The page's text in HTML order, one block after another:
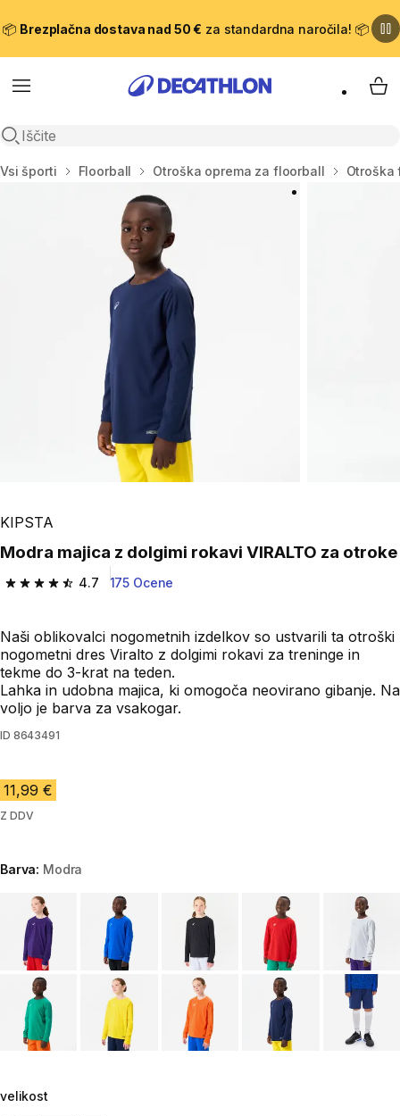
📦 Brezplačna dostava nad 50 € za standardna naročila! 📦
Meni
Odpri iskanje
Domov
Vsi športi Floorball Otroška oprema za floorball
KIPSTA
Modra majica z dolgimi rokavi VIRALTO za otroke
4.7
4.7 od 5 zvezdic from 175 ocene
175 Ocene
Naši oblikovalci nogometnih izdelkov so ustvarili ta otroški
nogometni dres Viralto z dolgimi rokavi za treninge in
tekme do 3-krat na teden.
Lahka in udobna majica, ki omogoča neovirano gibanje. Na
voljo je barva za vsakogar.
ID 8643491
11,99 €
Z DDV
Barva: Modra
Choose a variant
velikost